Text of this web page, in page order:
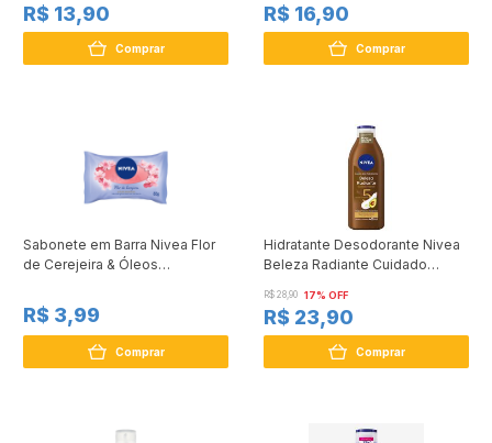
R$ 13,90
Comprar
R$ 16,90
Comprar
Sabonete em Barra Nivea Flor
de Cerejeira & Óleos
R$ 3,99
Comprar
Hidratante Desodorante Nivea
Beleza Radiante Cuidado
R$ 28,90 17% OFF
R$ 23,90
Comprar